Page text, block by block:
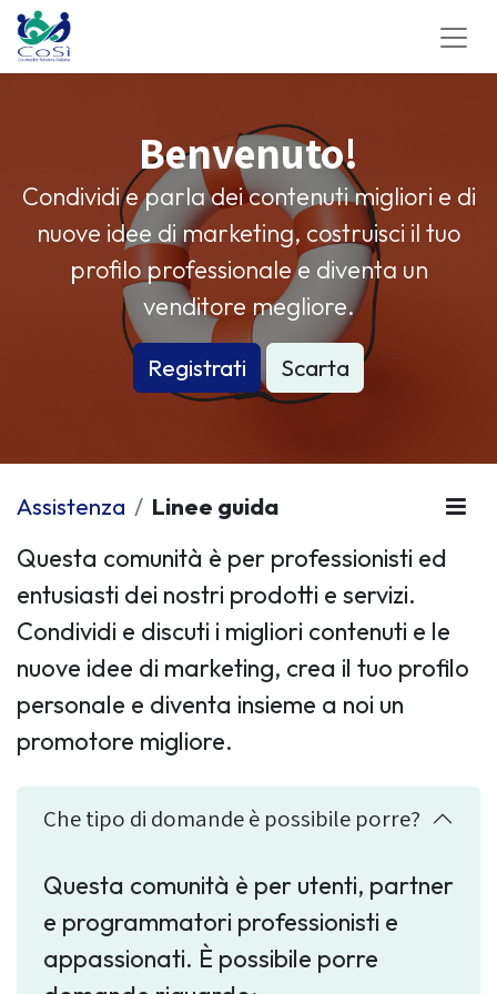
Benvenuto!
Condividi e parla dei contenuti migliori e di
nuove idee di marketing, costruisci il tuo
profilo professionale e diventa un
venditore megliore.
Registrati Scarta
Assistenza Linee guida
Questa comunità è per professionisti ed
entusiasti dei nostri prodotti e servizi.
Condividi e discuti i migliori contenuti e le
nuove idee di marketing, crea il tuo profilo
personale e diventa insieme a noi un
promotore migliore.
Che tipo di domande è possibile porre?
Questa comunità è per utenti, partner
e programmatori professionisti e
appassionati. È possibile porre